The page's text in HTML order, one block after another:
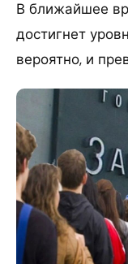
В ближайшее
достигнет
вероятно, и